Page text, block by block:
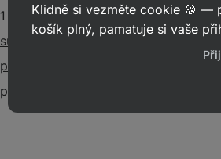
1 čajová lžička mleté papriky
sůl
pepř
petržel
Klidně si vezměte cookie 🍪 —
košík plný, pamatuje si vaše